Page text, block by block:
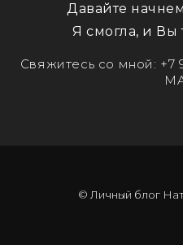
Давайте
Я смогла, и Вы
Свяжитесь со мной: +7
© Личный блог